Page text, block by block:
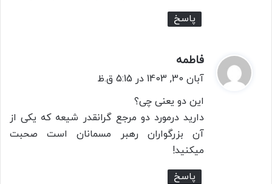
پاسخ
فاطمه
ف
آبان 30, 1403 در 5:15 ق.ظ
این دو یعنی چی؟
دارید درمورد دو مرجع گرانقدر شیعه که یکی از
آن بزرگواران رهبر مسمانان است صحبت
میکنید!
پاسخ